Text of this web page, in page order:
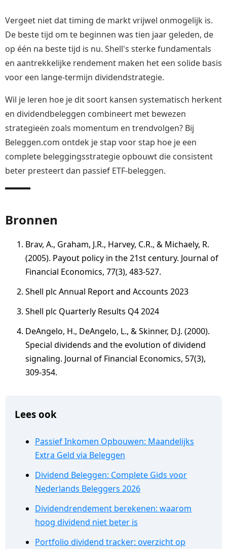
Vergeet niet dat timing de markt vrijwel onmogelijk is.
De beste tijd om te beginnen was tien jaar geleden, de
op één na beste tijd is nu. Shell's sterke fundamentals
en aantrekkelijke rendement maken het een solide basis
voor een lange-termijn dividendstrategie.
Wil je leren hoe je dit soort kansen systematisch herkent
en dividendbeleggen combineert met bewezen
strategieën zoals momentum en trendvolgen? Bij
Beleggen.com ontdek je stap voor stap hoe je een
complete beleggingsstrategie opbouwt die consistent
beter presteert dan passief ETF-beleggen.
Bronnen
Brav, A., Graham, J.R., Harvey, C.R., & Michaely, R.
(2005). Payout policy in the 21st century. Journal of
Financial Economics, 77(3), 483-527.
Shell plc Annual Report and Accounts 2023
Shell plc Quarterly Results Q4 2024
DeAngelo, H., DeAngelo, L., & Skinner, D.J. (2000).
Special dividends and the evolution of dividend
signaling. Journal of Financial Economics, 57(3),
309-354.
Lees ook
Passief Inkomen Opbouwen: Maandelijks
Extra Geld via Beleggen
Dividend Beleggen: Complete Gids voor
Nederlands Beleggers 2026
Dividendrendement berekenen: waarom
hoog dividend niet beter is
Portfolio dividend tracker: overzicht op